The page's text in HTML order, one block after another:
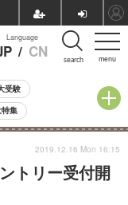
menu
Language
/ CN search
受験
集
小学校受験
記事トリー受付開
2019.12.16 Mon 16:15